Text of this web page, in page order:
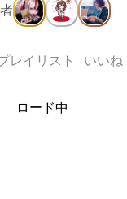
レイリスト いいね
ロード中